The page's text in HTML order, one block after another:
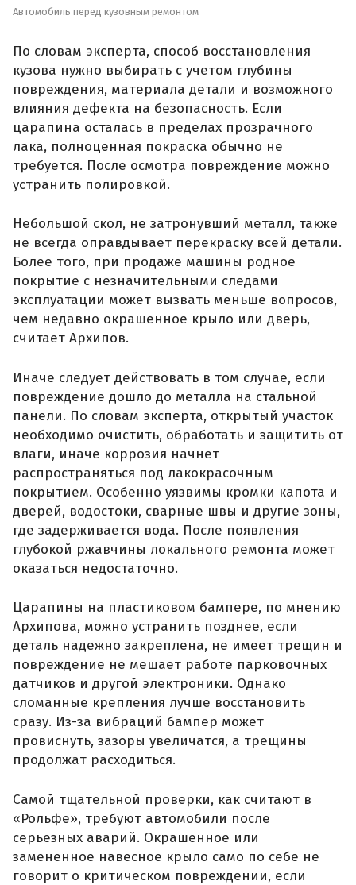
Автомобиль перед кузовным ремонтом
По словам эксперта, способ восстановления
кузова нужно выбирать с учетом глубины
повреждения, материала детали и возможного
влияния дефекта на безопасность. Если
царапина осталась в пределах прозрачного
лака, полноценная покраска обычно не
требуется. После осмотра повреждение можно
устранить полировкой.
Небольшой скол, не затронувший металл, также
не всегда оправдывает перекраску всей детали.
Более того, при продаже машины родное
покрытие с незначительными следами
эксплуатации может вызвать меньше вопросов,
чем недавно окрашенное крыло или дверь,
считает Архипов.
Иначе следует действовать в том случае, если
повреждение дошло до металла на стальной
панели. По словам эксперта, открытый участок
необходимо очистить, обработать и защитить от
влаги, иначе коррозия начнет
распространяться под лакокрасочным
покрытием. Особенно уязвимы кромки капота и
дверей, водостоки, сварные швы и другие зоны,
где задерживается вода. После появления
глубокой ржавчины локального ремонта может
оказаться недостаточно.
Царапины на пластиковом бампере, по мнению
Архипова, можно устранить позднее, если
деталь надежно закреплена, не имеет трещин и
повреждение не мешает работе парковочных
датчиков и другой электроники. Однако
сломанные крепления лучше восстановить
сразу. Из-за вибраций бампер может
провиснуть, зазоры увеличатся, а трещины
продолжат расходиться.
Самой тщательной проверки, как считают в
«Рольфе», требуют автомобили после
серьезных аварий. Окрашенное или
замененное навесное крыло само по себе не
говорит о критическом повреждении, если